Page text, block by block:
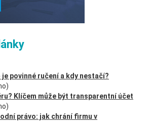
povinné ručení a kdy nestačí?
Klíčem může být transparentní účet
právo: jak chrání firmu v